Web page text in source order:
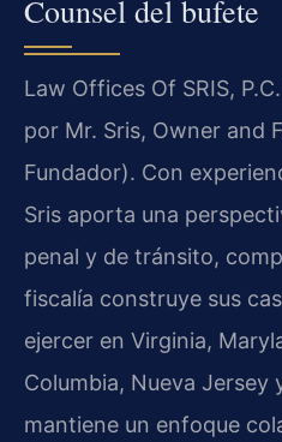
Counsel del bufete
Law Offices Of SRIS,
por Mr. Sris, Owner and
Fundador). Con
Sris aporta una
penal y de tránsito,
fiscalía construye sus
ejercer en Virginia,
Columbia, Nueva Jersey
mantiene un enfoque